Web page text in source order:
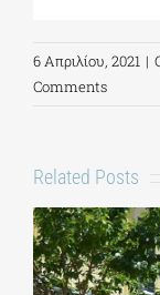
6 Απριλίου, 2021 |
Comments
Related Posts